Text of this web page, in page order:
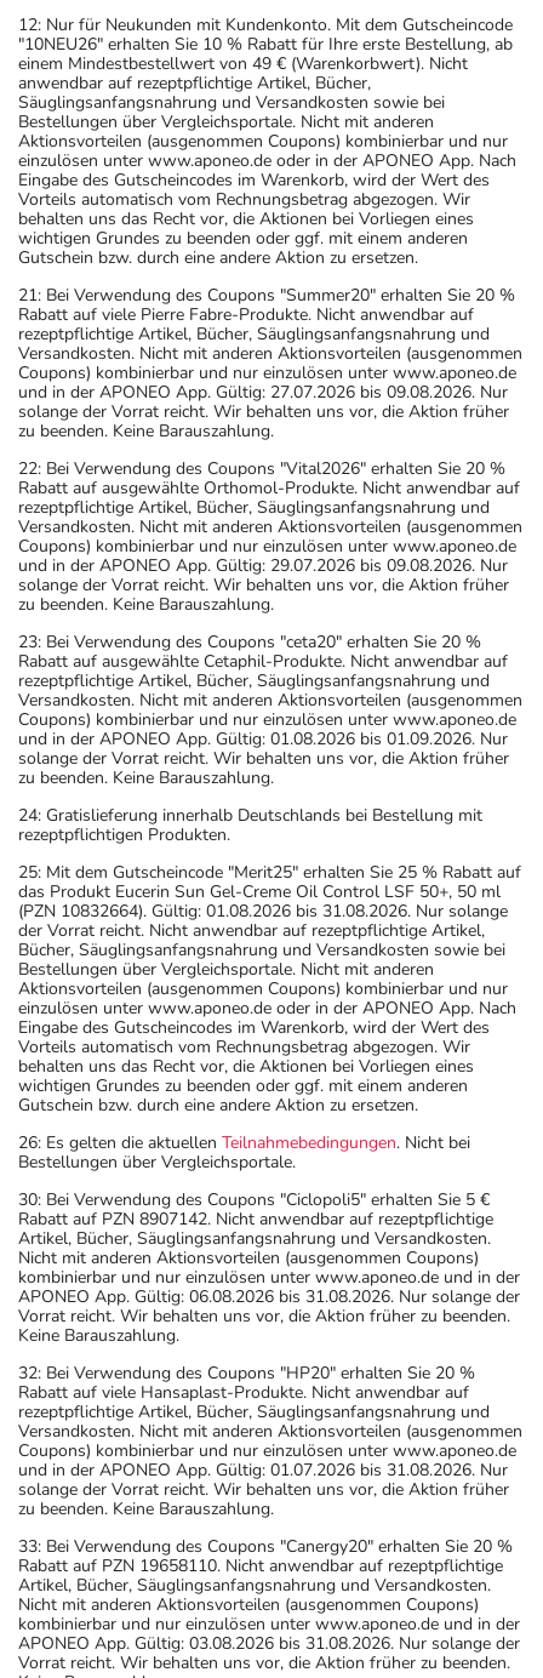
12: Nur für Neukunden mit Kundenkonto. Mit dem Gutscheincode
"10NEU26" erhalten Sie 10 % Rabatt für Ihre erste Bestellung, ab
einem Mindestbestellwert von 49 € (Warenkorbwert). Nicht
anwendbar auf rezeptpflichtige Artikel, Bücher,
Säuglingsanfangsnahrung und Versandkosten sowie bei
Bestellungen über Vergleichsportale. Nicht mit anderen
Aktionsvorteilen (ausgenommen Coupons) kombinierbar und nur
einzulösen unter www.aponeo.de oder in der APONEO App. Nach
Eingabe des Gutscheincodes im Warenkorb, wird der Wert des
Vorteils automatisch vom Rechnungsbetrag abgezogen. Wir
behalten uns das Recht vor, die Aktionen bei Vorliegen eines
wichtigen Grundes zu beenden oder ggf. mit einem anderen
Gutschein bzw. durch eine andere Aktion zu ersetzen.
21: Bei Verwendung des Coupons "Summer20" erhalten Sie 20 %
Rabatt auf viele Pierre Fabre-Produkte. Nicht anwendbar auf
rezeptpflichtige Artikel, Bücher, Säuglingsanfangsnahrung und
Versandkosten. Nicht mit anderen Aktionsvorteilen (ausgenommen
Coupons) kombinierbar und nur einzulösen unter www.aponeo.de
und in der APONEO App. Gültig: 27.07.2026 bis 09.08.2026. Nur
solange der Vorrat reicht. Wir behalten uns vor, die Aktion früher
zu beenden. Keine Barauszahlung.
22: Bei Verwendung des Coupons "Vital2026" erhalten Sie 20 %
Rabatt auf ausgewählte Orthomol-Produkte. Nicht anwendbar auf
rezeptpflichtige Artikel, Bücher, Säuglingsanfangsnahrung und
Versandkosten. Nicht mit anderen Aktionsvorteilen (ausgenommen
Coupons) kombinierbar und nur einzulösen unter www.aponeo.de
und in der APONEO App. Gültig: 29.07.2026 bis 09.08.2026. Nur
solange der Vorrat reicht. Wir behalten uns vor, die Aktion früher
zu beenden. Keine Barauszahlung.
23: Bei Verwendung des Coupons "ceta20" erhalten Sie 20 %
Rabatt auf ausgewählte Cetaphil-Produkte. Nicht anwendbar auf
rezeptpflichtige Artikel, Bücher, Säuglingsanfangsnahrung und
Versandkosten. Nicht mit anderen Aktionsvorteilen (ausgenommen
Coupons) kombinierbar und nur einzulösen unter www.aponeo.de
und in der APONEO App. Gültig: 01.08.2026 bis 01.09.2026. Nur
solange der Vorrat reicht. Wir behalten uns vor, die Aktion früher
zu beenden. Keine Barauszahlung.
24: Gratislieferung innerhalb Deutschlands bei Bestellung mit
rezeptpflichtigen Produkten.
25: Mit dem Gutscheincode "Merit25" erhalten Sie 25 % Rabatt auf
das Produkt Eucerin Sun Gel-Creme Oil Control LSF 50+, 50 ml
(PZN 10832664). Gültig: 01.08.2026 bis 31.08.2026. Nur solange
der Vorrat reicht. Nicht anwendbar auf rezeptpflichtige Artikel,
Bücher, Säuglingsanfangsnahrung und Versandkosten sowie bei
Bestellungen über Vergleichsportale. Nicht mit anderen
Aktionsvorteilen (ausgenommen Coupons) kombinierbar und nur
einzulösen unter www.aponeo.de oder in der APONEO App. Nach
Eingabe des Gutscheincodes im Warenkorb, wird der Wert des
Vorteils automatisch vom Rechnungsbetrag abgezogen. Wir
behalten uns das Recht vor, die Aktionen bei Vorliegen eines
wichtigen Grundes zu beenden oder ggf. mit einem anderen
Gutschein bzw. durch eine andere Aktion zu ersetzen.
26: Es gelten die aktuellen Teilnahmebedingungen. Nicht bei
Bestellungen über Vergleichsportale.
30: Bei Verwendung des Coupons "Ciclopoli5" erhalten Sie 5 €
Rabatt auf PZN 8907142. Nicht anwendbar auf rezeptpflichtige
Artikel, Bücher, Säuglingsanfangsnahrung und Versandkosten.
Nicht mit anderen Aktionsvorteilen (ausgenommen Coupons)
kombinierbar und nur einzulösen unter www.aponeo.de und in der
APONEO App. Gültig: 06.08.2026 bis 31.08.2026. Nur solange der
Vorrat reicht. Wir behalten uns vor, die Aktion früher zu beenden.
Keine Barauszahlung.
32: Bei Verwendung des Coupons "HP20" erhalten Sie 20 %
Rabatt auf viele Hansaplast-Produkte. Nicht anwendbar auf
rezeptpflichtige Artikel, Bücher, Säuglingsanfangsnahrung und
Versandkosten. Nicht mit anderen Aktionsvorteilen (ausgenommen
Coupons) kombinierbar und nur einzulösen unter www.aponeo.de
und in der APONEO App. Gültig: 01.07.2026 bis 31.08.2026. Nur
solange der Vorrat reicht. Wir behalten uns vor, die Aktion früher
zu beenden. Keine Barauszahlung.
33: Bei Verwendung des Coupons "Canergy20" erhalten Sie 20 %
Rabatt auf PZN 19658110. Nicht anwendbar auf rezeptpflichtige
Artikel, Bücher, Säuglingsanfangsnahrung und Versandkosten.
Nicht mit anderen Aktionsvorteilen (ausgenommen Coupons)
kombinierbar und nur einzulösen unter www.aponeo.de und in der
APONEO App. Gültig: 03.08.2026 bis 31.08.2026. Nur solange der
Vorrat reicht. Wir behalten uns vor, die Aktion früher zu beenden.